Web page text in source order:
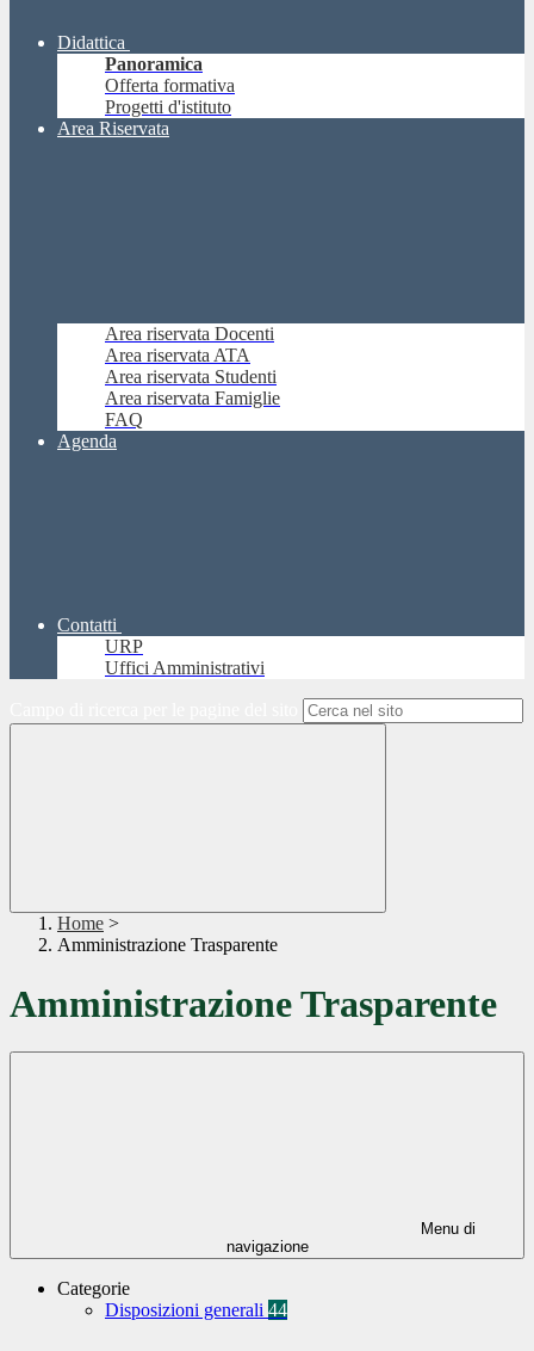
Didattica
Panoramica
Offerta formativa
Progetti d'istituto
Area Riservata
Area riservata Docenti
Area riservata ATA
Area riservata Studenti
Area riservata Famiglie
FAQ
Agenda
Contatti
URP
Uffici Amministrativi
Home >
Amministrazione Trasparente
Amministrazione Trasparente
Menu di
navigazione
Categorie
Disposizioni generali 44